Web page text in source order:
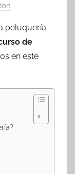
peluquería
de
en este